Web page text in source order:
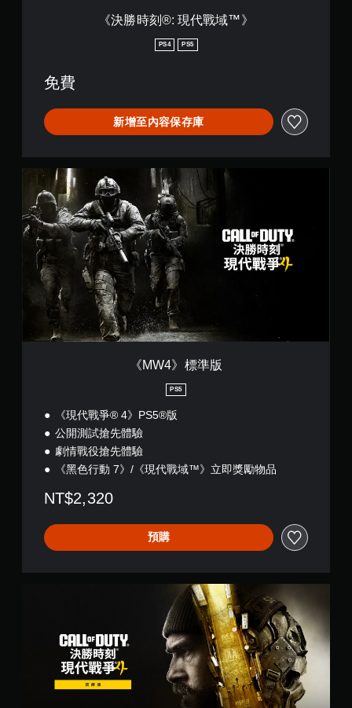
《決勝時刻®: 現代戰域™》
PS4 PS5
免費
新增至內容保存庫
4
》
《MW4》標準版
PS5
《現代戰爭® 4》PS5®版
公開測試搶先體驗
劇情戰役搶先體驗
《黑色行動 7》/《現代戰域™》立即獎勵物品
NT$2,320
預購